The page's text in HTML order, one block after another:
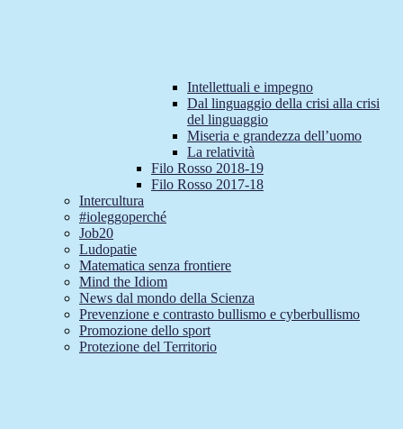
Intellettuali e impegno
Dal linguaggio della crisi alla crisi
del linguaggio
Miseria e grandezza dell’uomo
La relatività
Filo Rosso 2018-19
Filo Rosso 2017-18
Intercultura
#ioleggoperché
Job20
Ludopatie
Matematica senza frontiere
Mind the Idiom
News dal mondo della Scienza
Prevenzione e contrasto bullismo e cyberbullismo
Promozione dello sport
Protezione del Territorio